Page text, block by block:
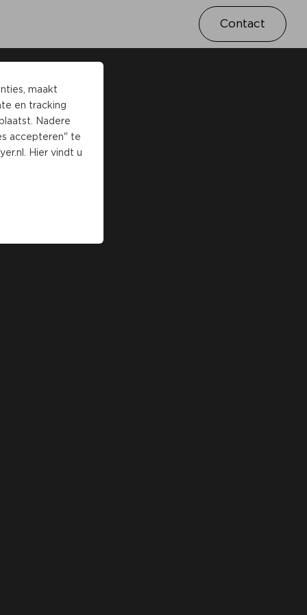
maakt
en tracking
Nadere
accepteren" te
. Hier vindt u
Contact